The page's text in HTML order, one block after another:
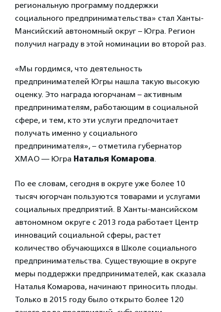
региональную программу поддержки
социального предпринимательства» стал Ханты-
Мансийский автономный округ – Югра. Регион
получил награду в этой номинации во второй раз.
«Мы гордимся, что деятельность
предпринимателей Югры нашла такую высокую
оценку. Это награда югорчанам – активным
предпринимателям, работающим в социальной
сфере, и тем, кто эти услуги предпочитает
получать именно у социального
предпринимателя», – отметила губернатор
ХМАО — Югра Наталья Комарова.
По ее словам, сегодня в округе уже более 10
тысяч югорчан пользуются товарами и услугами
социальных предприятий. В Ханты-мансийском
автономном округе с 2013 года работает Центр
инноваций социальной сферы, растет
количество обучающихся в Школе социального
предпринимательства. Существующие в округе
меры поддержки предпринимателей, как сказала
Наталья Комарова, начинают приносить плоды.
Только в 2015 году было открыто более 120